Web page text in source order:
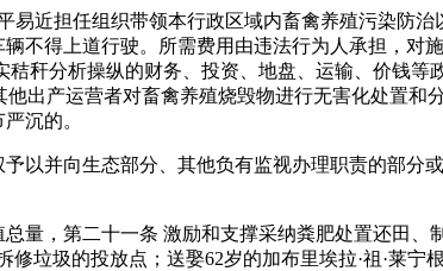
担任组织带领本行政区域内畜禽养殖污染防治
不得上道行驶。所需费用由违法行为人承担，对
秆分析操纵的财务、投资、地盘、运输、价钱等
出产运营者对畜禽养殖烧毁物进行无害化处置和
沉的。
并向生态部分、其他负有监视办理职责的部分
，第二十一条 激励和支撑采纳粪肥处置还田、
垃圾的投放点；送娶62岁的加布里埃拉·祖·莱宁